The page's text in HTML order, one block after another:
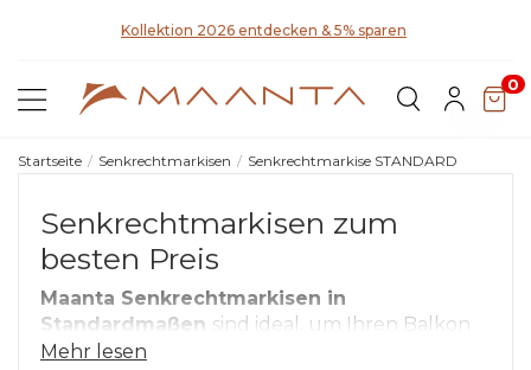
Kollektion 2026 entdecken & 5% sparen
0
Startseite Senkrechtmarkisen Senkrechtmarkise STANDARD
Senkrechtmarkisen zum
besten Preis
Maanta Senkrechtmarkisen in
Standardmaßen sind ideal, um Ihren Balkon
vor der Sonne zu schützen.
Mehr lesen